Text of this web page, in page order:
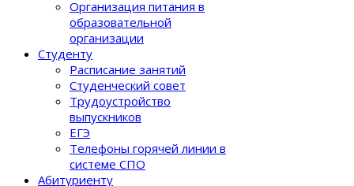
Организация питания в
образовательной
организации
Студенту
Расписание занятий
Студенческий совет
Трудоустройство
выпускников
ЕГЭ
Телефоны горячей линии в
системе СПО
Абитуриенту